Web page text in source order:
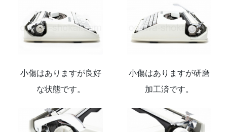
小傷はありますが良好
な状態です。
小傷はありますが研磨
加工済です。